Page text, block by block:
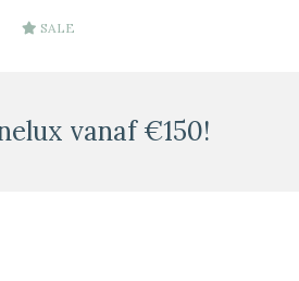
SALE
vanaf €150!